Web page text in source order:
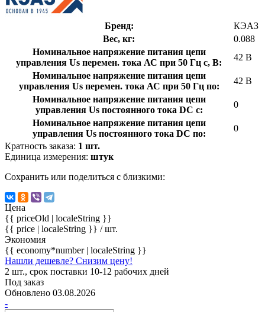
Бренд:
КЭАЗ
Вес, кг:
0.088
Номинальное напряжение питания цепи
управления Us перемен. тока АС при 50 Гц с, В:
42 В
Номинальное напряжение питания цепи
управления Us перемен. тока АС при 50 Гц по:
42 В
Номинальное напряжение питания цепи
управления Us постоянного тока DC с:
0
Номинальное напряжение питания цепи
управления Us постоянного тока DC по:
0
Кратность заказа: 1 шт.
Единица измерения: штук
Сохранить или поделиться с близкими:
Цена
{{ priceOld | localeString }}
{{ price | localeString }} / шт.
Экономия
{{ economy*number | localeString }}
Нашли дешевле? Снизим цену!
2 шт., срок поставки 10-12 рабочих дней
Под заказ
Обновлено 03.08.2026
-